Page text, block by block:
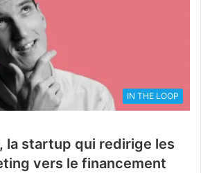
IN THE LOOP
la startup qui redirige les
vers le financement